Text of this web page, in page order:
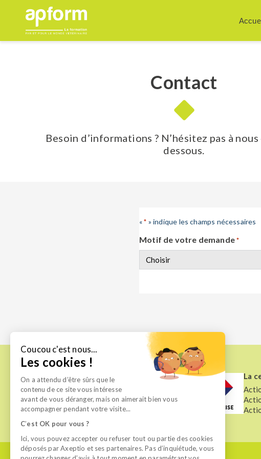
Coucou c'est nous...
Les cookies !
On a attendu d’être sûrs que le
contenu de ce site vous intéresse
avant de vous déranger, mais on aimerait bien vous
accompagner pendant votre visite...
C’est OK pour vous ?
Ici, vous pouvez accepter ou refuser tout ou partie des cookies
déposés par Axeptio et ses partenaires. Pas d’inquiétude, vous
contenu
Contact
Besoin d’informations ? N’hésitez pas à
dessous.
«* » indique les champs nécessaires
Motif de votre demande *
La